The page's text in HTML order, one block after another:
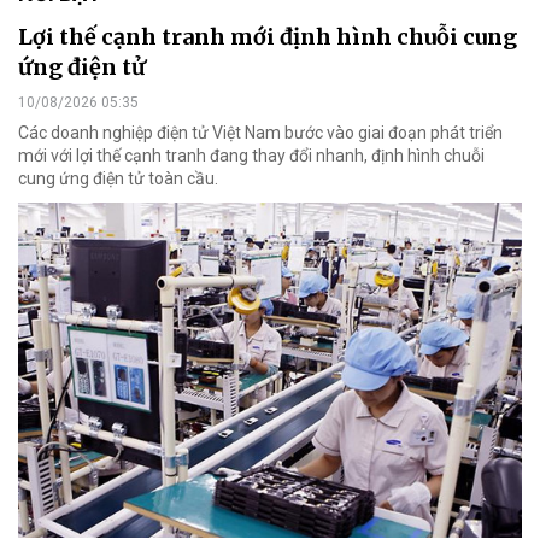
Lợi thế cạnh tranh mới định hình chuỗi cung
ứng điện tử
10/08/2026 05:35
Các doanh nghiệp điện tử Việt Nam bước vào giai đoạn phát triển
mới với lợi thế cạnh tranh đang thay đổi nhanh, định hình chuỗi
cung ứng điện tử toàn cầu.